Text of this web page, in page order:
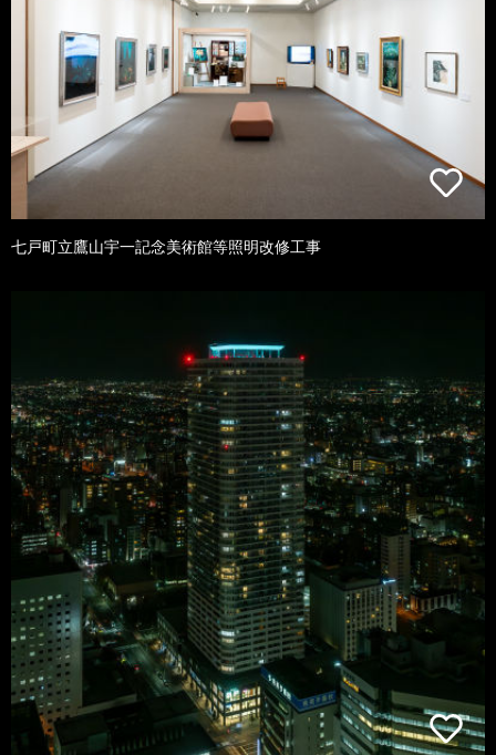
七戸町立鷹山宇一記念美術館等照明改修工事